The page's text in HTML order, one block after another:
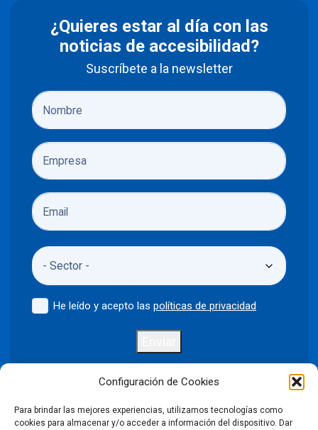
Configuración de Cookies
Para brindar las mejores experiencias, utilizamos tecnologías como
cookies para almacenar y/o acceder a información del dispositivo. Dar
¿Quieres estar al día con las
noticias de accesibilidad?
Suscríbete a la newsletter
He leído y acepto laspolíticas de privacidad
Política de privacidad Aviso legal